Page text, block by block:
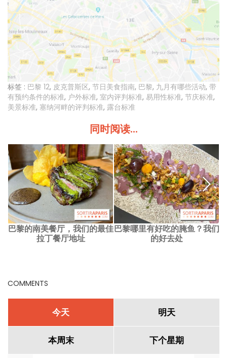
标签 : 巴黎 12, 皮克普斯区, 节日美食指南, 巴黎, 九月有哪些活动, 带
有预约条件的标准, 户外标准, 室内评判标准, 易用性标准, 节庆标准,
美景标准, 塞纳河畔的评判标准, 露台标准
同时阅读...
巴黎的南美餐厅，我们的最佳
拉丁餐厅地址
巴黎哪里有好吃的腌鱼？我们
的好去处
COMMENTS
今天 明天
本周末 下个星期